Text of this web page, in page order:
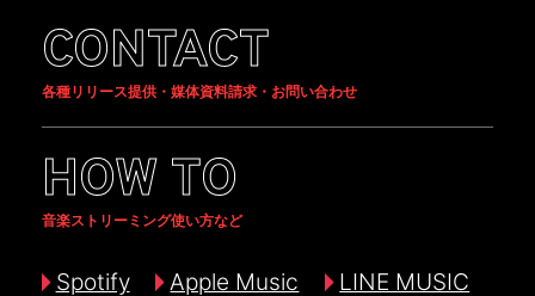
CONTACT
各種リリース提供・媒体資料請求・お問い合わせ
HOW TO
音楽ストリーミング使い方など
Spotify Apple Music
LINE MUSIC